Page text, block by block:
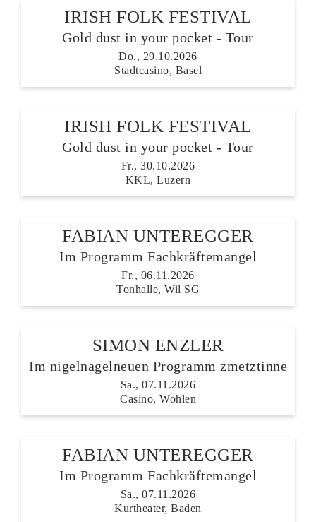
IRISH FOLK FESTIVAL
Gold dust in your pocket - Tour
Do., 29.10.2026
Stadtcasino, Basel
IRISH FOLK FESTIVAL
Gold dust in your pocket - Tour
Fr., 30.10.2026
KKL, Luzern
FABIAN UNTEREGGER
Im Programm Fachkräftemangel
Fr., 06.11.2026
Tonhalle, Wil SG
SIMON ENZLER
Im nigelnagelneuen Programm zmetztinne
Sa., 07.11.2026
Casino, Wohlen
FABIAN UNTEREGGER
Im Programm Fachkräftemangel
Sa., 07.11.2026
Kurtheater, Baden